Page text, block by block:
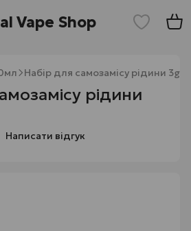
Vape Shop
Набір для самозамісу рідини
рідини
Написати відгук